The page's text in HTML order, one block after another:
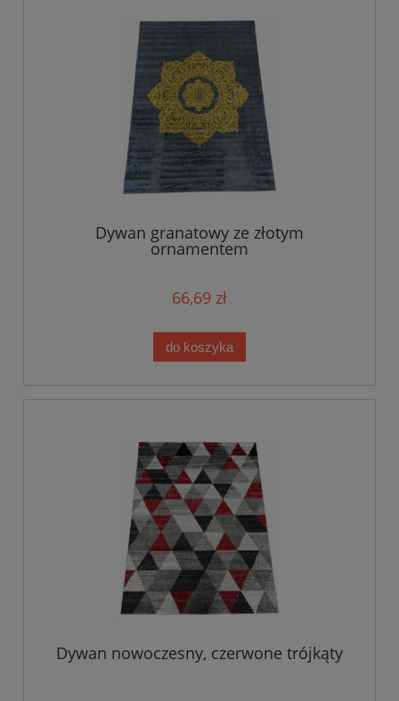
Dywan granatowy ze złotym
ornamentem
66,69 zł
do koszyka
Dywan nowoczesny, czerwone trójkąty